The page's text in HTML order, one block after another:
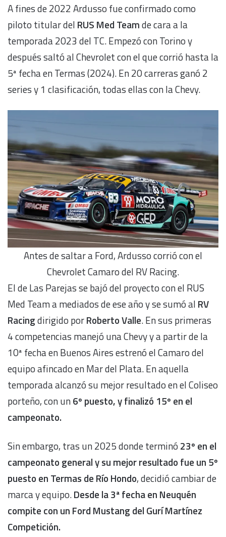
A fines de 2022 Ardusso fue confirmado como
piloto titular del RUS Med Teamde cara a la
temporada 2023 del TC. Empezó con Torino y
después saltó al Chevrolet con el que corrió hasta la
5ª fecha en Termas (2024). En 20 carreras ganó 2
series y 1 clasificación, todas ellas con la Chevy.
Antes de saltar a Ford, Ardusso corrió con el
Chevrolet Camaro del RV Racing.
El de Las Parejas se bajó del proyecto con el RUS
Med Team a mediados de ese año y se sumó al RV
Racingdirigido porRoberto Valle. En sus primeras
4 competencias manejó una Chevy y a partir de la
10ª fecha en Buenos Aires estrenó el Camaro del
equipo afincado en Mar del Plata. En aquella
temporada alcanzó su mejor resultado en el Coliseo
porteño, con un6º puesto, y finalizó 15º en el
campeonato.
Sin embargo, tras un 2025 donde terminó 23º en el
campeonato general y su mejor resultado fue un 5º
puesto en Termas de Río Hondo, decidió cambiar de
marca y equipo.Desde la 3ª fecha en Neuquén
compite con un Ford Mustang del Gurí Martínez
Competición.